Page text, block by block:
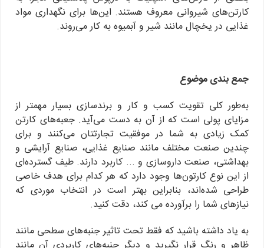
کارتن‌های شیروانی معروف هستند. این‌ها برای نگهداری مواد
غذایی در یخچال مانند شیر و آبمیوه به کار می‌روند.
جمع بندی موضوع
به‌طور کلی تقویت کسب و کار و برندسازی بسیار مهمتر از
مزایای پولی است که از آن به دست می‌آید. جعبه‌های کارتن
کمک زیادی به شما در موفقیت تجارتتان می‌کنند و برای
چندین صنعت مختلف مانند صنایع غذایی، صنایع آرایشی و
بهداشتی، صنعت داروسازی و ... کاربرد دارند. طیف گسترده‌ای
از این نوع کارتون‌ها وجود دارد که هر کدام برای هدف خاصی
طراحی شده‌اند، بنابراین بهتر است در انتخاب موردی که
نیازهای شما را برآورده می کند، دقت کنید.
به یاد داشته باشید که فقط تحت تاثیر جنبه‌های سطحی مانند
ظاهر و رنگ قرار نگیرید و دیگر جنبه‌های کاربردی آن مانند